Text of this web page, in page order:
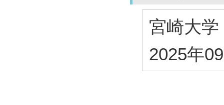
宮崎大
2025年